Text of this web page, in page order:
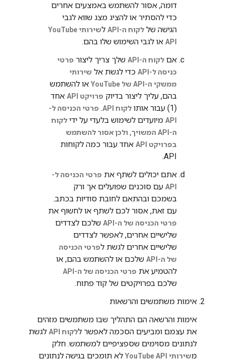
דומה, אסור להשתמש באמצעים אחרים
כדי להסתיר או להציג מצג שווא לגבי
הגישה של לקוח ה-API ל
שירותי YouTube
API או לגבי השימוש שלו בהם.
אם לקוח ה-API שלך צריך ליצור פרטי
כניסה ל-API
כדי לגשת אל שירותי
ממשקי ה-API של YouTube
או להשתמש
בהם, עליך ליצור בדיוק פרויקט API
אחד
(1) עבור אותו
לקוח API . פרטי הכניסה ל-
API מיועדים לשימוש בלעדי על ידי לקוח
ה-API המשויך, ולכן אסור להשתמש
בפרויקט API
אחד עבור כמה לקוחות
API.
אתם יכולים לשתף את פרטי הכניסה ל-
API עם סוכנים שפועלים אך ורק
בשמכם ובהתאם לחובת סודיות בכתב.
עם זאת, אסור לכם לשתף או לחשוף את
פרטי הכניסה של ה-API
שלכם לצדדים
שלישיים אחרים, לאפשר לצדדים
שלישיים אחרים לגשת לפרטי הכניסה
של ה-API
שלכם או להשתמש בהם, או
להטמיע את פרטי הכניסה של ה-API
שלכם בפרויקטים של קוד פתוח.
אימות משתמשים והרשאות
אימות והרשאה הם התהליך שבו משתמשים מזהים
את עצמם ומביעים הסכמה לאפשר ללקוח API
לגשת
לנתונים מסוימים שספציפיים למשתמש. חלק
משירותי YouTube API
לא תומכים בגישה לנתונים